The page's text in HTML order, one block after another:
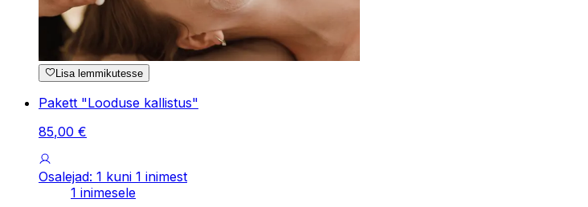
Lisa lemmikutesse
Pakett "Looduse kallistus"
85,00 €
Osalejad: 1 kuni 1 inimest
1 inimesele